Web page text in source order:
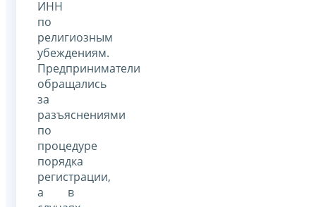
ИНН
по
религиозным
убеждениям.
Предприниматели
обращались
за
разъяснениями
по
процедуре
порядка
регистрации,
а в